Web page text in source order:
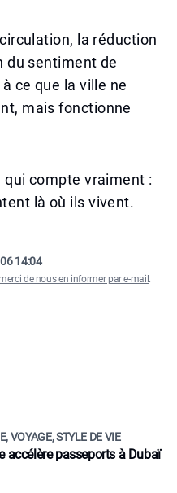
la réduction
du sentiment de
ce que la ville ne
mais fonctionne
qui compte vraiment :
là où ils vivent.
14:04
de nous en informer par e-mail .
VOYAGE, STYLE DE VIE
accélère passeports à Dubaï